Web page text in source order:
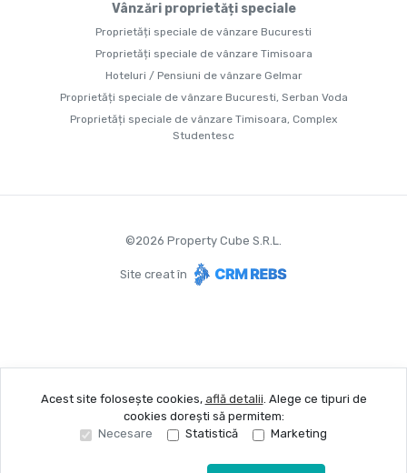
Vânzări proprietăți speciale
Proprietăți speciale de vânzare Bucuresti
Proprietăți speciale de vânzare Timisoara
Hoteluri / Pensiuni de vânzare Gelmar
Proprietăți speciale de vânzare Bucuresti, Serban Voda
Proprietăți speciale de vânzare Timisoara, Complex
Studentesc
©2026 Property Cube S.R.L.
Site creat în
Acest site folosește cookies, află detalii. Alege ce tipuri de
cookies dorești să permitem:
Necesare
Statistică Marketing